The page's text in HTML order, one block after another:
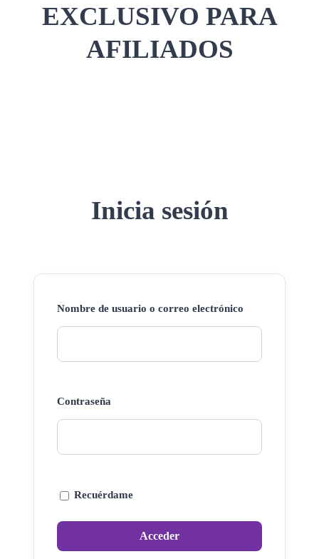
EXCLUSIVO PARA
AFILIADOS
Inicia sesión
Nombre de usuario o correo electrónico
Contraseña
Recuérdame